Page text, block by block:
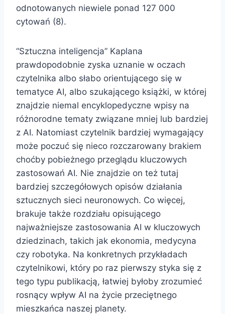
odnotowanych niewiele ponad 127 000
cytowań (8).
“Sztuczna inteligencja” Kaplana
prawdopodobnie zyska uznanie w oczach
czytelnika albo słabo orientującego się w
tematyce AI, albo szukającego książki, w której
znajdzie niemal encyklopedyczne wpisy na
różnorodne tematy związane mniej lub bardziej
z AI. Natomiast czytelnik bardziej wymagający
może poczuć się nieco rozczarowany brakiem
choćby pobieżnego przeglądu kluczowych
zastosowań AI. Nie znajdzie on też tutaj
bardziej szczegółowych opisów działania
sztucznych sieci neuronowych. Co więcej,
brakuje także rozdziału opisującego
najważniejsze zastosowania AI w kluczowych
dziedzinach, takich jak ekonomia, medycyna
czy robotyka. Na konkretnych przykładach
czytelnikowi, który po raz pierwszy styka się z
tego typu publikacją, łatwiej byłoby zrozumieć
rosnący wpływ AI na życie przeciętnego
mieszkańca naszej planety.